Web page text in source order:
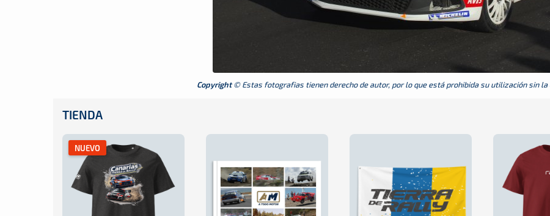
Copyright© Estas fotografias tienen derecho de autor, por lo que está prohibida su utilización sin la
TIENDA
NUEVO